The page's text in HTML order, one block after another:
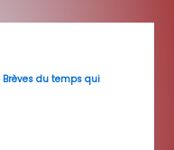
Brèves du temps qui